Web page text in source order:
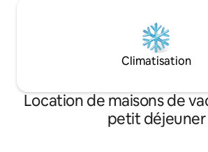
Climatisation
Location de maisons de
petit déjeuner